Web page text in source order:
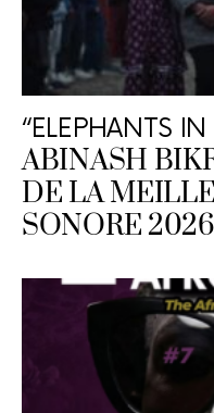
“ELEPHANTS
ABINASH
DE LA
SONORE 2026